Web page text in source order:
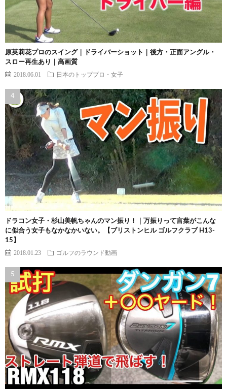
原英莉花プロのスイング｜ドライバーショット｜後方・正面アングル・
スロー再生あり｜高画質
2018.06.01 日本のトッププロ・女子
ドラコン女子・杉山美帆ちゃんのマン振り！｜万振りって言葉がこんな
に似合う女子もなかなかいない。【ブリストンヒル ゴルフクラブ H13-
15】
2018.01.23 ゴルフのラウンド動画